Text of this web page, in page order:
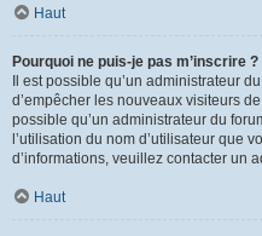
Haut
Pourquoi ne puis-je pas m’inscrire ?
Il est possible qu’un administrateur
d’empêcher les nouveaux visiteurs
possible qu’un administrateur du
l’utilisation du nom d’utilisateur que
d’informations, veuillez contacter un
Haut